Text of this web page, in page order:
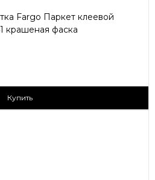
Fargo Паркет клеевой
крашеная фаска
Купить